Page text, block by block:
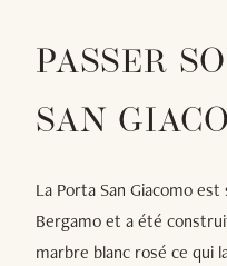
PASSER
SAN
La Porta San Giacomo
Bergamo et a été
marbre blanc rosé ce qui